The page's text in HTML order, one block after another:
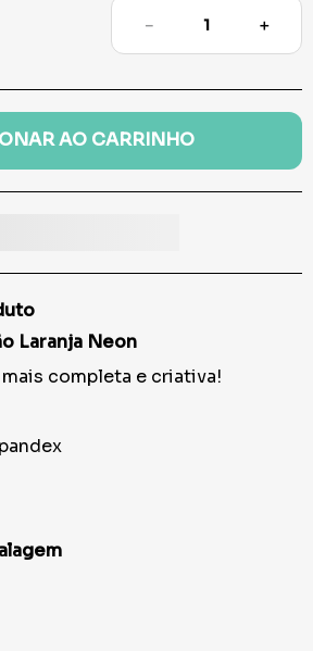
＋
－
AO CARRINHO
Laranja Neon
completa e criativa!